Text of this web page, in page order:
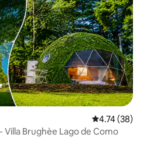
Calificación
4.74 (38)
Villa Brughèe Lago de Como